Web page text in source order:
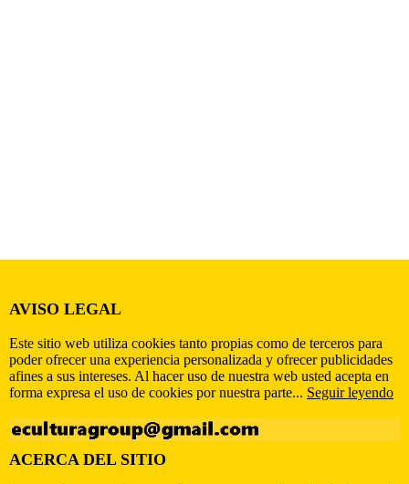
AVISO LEGAL
Este sitio web utiliza cookies tanto propias como de terceros para
poder ofrecer una experiencia personalizada y ofrecer publicidades
afines a sus intereses. Al hacer uso de nuestra web usted acepta en
forma expresa el uso de cookies por nuestra parte... Seguir leyendo
ACERCA DEL SITIO